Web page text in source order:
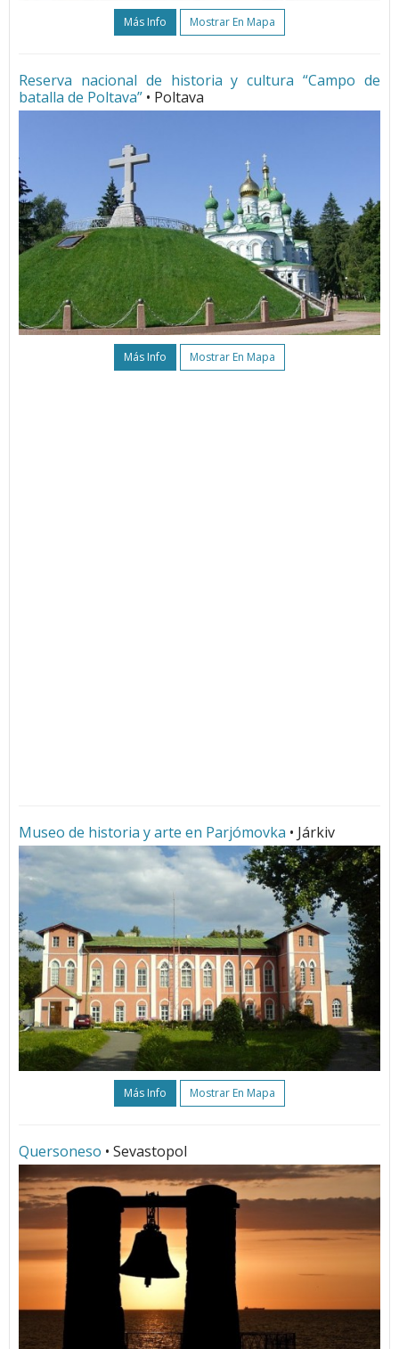
Más Info Mostrar En Mapa
Reserva nacional de historia y cultura “Campo de
batalla de Poltava” • Poltava
Más Info Mostrar En Mapa
Museo de historia y arte en Parjómovka • Járkiv
Más Info Mostrar En Mapa
Quersoneso • Sevastopol